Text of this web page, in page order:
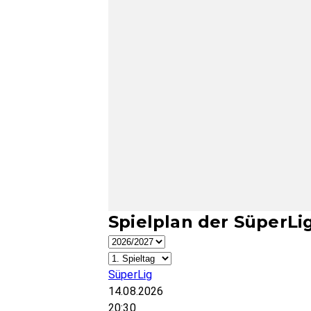
Spielplan der
SüperLig
14.08.2026
20:30